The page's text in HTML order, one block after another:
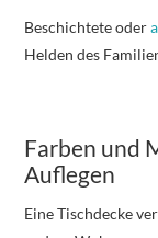
Beschichtete oder
Helden des
Farben und
Auflegen
Eine Tischdecke